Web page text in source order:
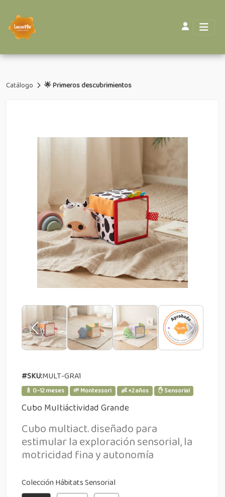
Catálogo 🌟 Primeros descubrimientos
#SKU:MULT-GRA1
🍼 0–12 meses 🌱 Montessori 👶 +2 años ✋ Sensorial
Cubo Multiáctividad Grande
Cubo multiact. diseñado para
estimular la exploración sensorial, la
motricidad fina y autonomía
Colección Hábitats Sensorial